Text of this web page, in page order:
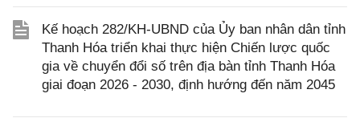
Kế hoạch 282/KH-UBND của Ủy ban nhân dân tỉnh
Thanh Hóa triển khai thực hiện Chiến lược quốc
gia về chuyển đổi số trên địa bàn tỉnh Thanh Hóa
giai đoạn 2026 - 2030, định hướng đến năm 2045